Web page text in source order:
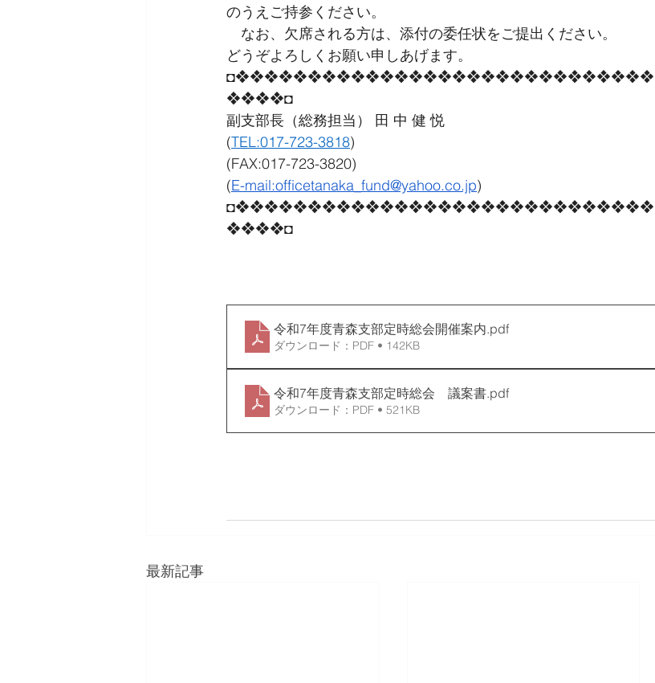
のうえご持参ください。
なお、欠席される方は、添付の委任状をご提出ください。
どうぞよろしくお願い申しあげます。
❖❖❖❖◘
副支部長（総務担当） 田 中 健 悦
(TEL:017-723-3818)
(FAX:017-723-3820)
(E-mail:officetanaka_fund@yahoo.co.jp)
❖❖❖❖◘
令和7年度青森支部定時総会開催案内.pdf
ダウンロード：PDF • 142KB
令和7年度青森支部定時総会 議案書.pdf
ダウンロード：PDF • 521KB
最新記事